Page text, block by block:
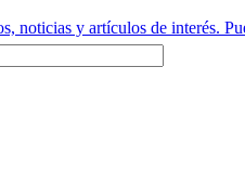
noticias y artículos de interés.